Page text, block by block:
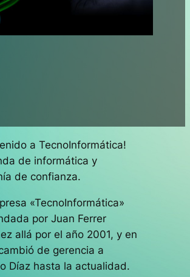
a TecnoInformática!
de informática y
de confianza.
«TecnoInformática»
por Juan Ferrer
allá por el año 2001, y en
de gerencia a
Díaz hasta la actualidad.